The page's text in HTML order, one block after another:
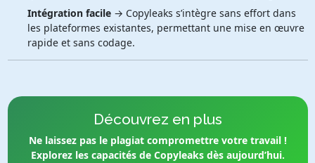
Intégration facile→ Copyleaks s’intègre sans effort dans
les plateformes existantes, permettant une mise en œuvre
rapide et sans codage.
Découvrez en plus
Ne laissez pas le plagiat compromettre votre travail !
Explorez les capacités de Copyleaks dès aujourd’hui.